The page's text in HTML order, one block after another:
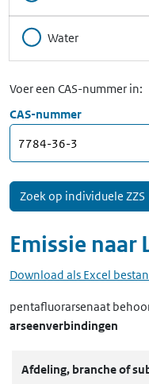
Water
Voer een CAS-nummer in:
CAS-nummer
Emissie naar
Download als Excel
pentafluorarsenaat
arseenverbindingen
Afdeling, branche of